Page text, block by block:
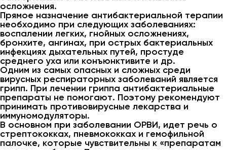
осложнения.
Прямое назначение антибактериальной терапии
необходимо при следующих заболеваниях:
воспалении легких, гнойных осложнениях,
бронхите, ангинах, при острых бактериальных
инфекциях дыхательных путей, простуде
среднего уха или конъюнктивите и др.
Одним из самых опасных и сложных среди
вирусных респираторных заболеваний является
грипп. При лечении гриппа антибактериальные
препараты не помогают. Поэтому рекомендуют
принимать противовирусные лекарства и
иммуномодуляторы.
В основном при заболевании ОРВИ, идет речь о
стрептококках, пневмококках и гемофильной
палочке, которые чувствительны к «препаратам